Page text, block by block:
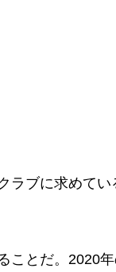
ラブに求めて
とだ。2020